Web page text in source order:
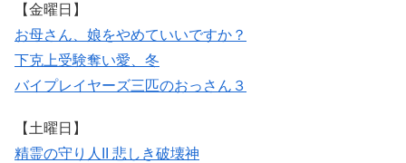
【金曜日】
お母さん、娘をやめていいですか？
下克上受験奪い愛、冬
バイプレイヤーズ三匹のおっさん３
【土曜日】
精霊の守り人II 悲しき破壊神